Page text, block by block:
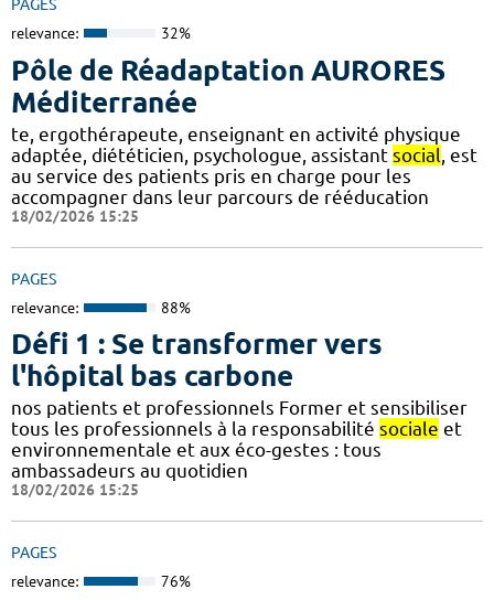
PAGES
relevance: 32%
Pôle de Réadaptation AURORES
Méditerranée
te, ergothérapeute, enseignant en activité physique
adaptée, diététicien, psychologue, assistant social, est
au service des patients pris en charge pour les
accompagner dans leur parcours de rééducation
18/02/2026 15:25
PAGES
relevance: 88%
Défi 1 : Se transformer vers
l'hôpital bas carbone
nos patients et professionnels Former et sensibiliser
tous les professionnels à la responsabilité sociale et
environnementale et aux éco-gestes : tous
ambassadeurs au quotidien
18/02/2026 15:25
PAGES
relevance: 76%